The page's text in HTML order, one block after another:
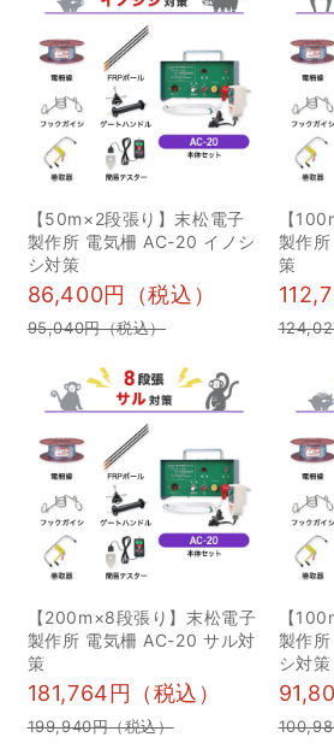
意点 4フル装備で身の安
全を確保！狩猟に出かけ
る際はアイテムの見直し
をしよう 狩猟の装備に必
要なアイテムとポイント
を解説 狩猟を行う場合
に、必要なアイテムをそ
れぞれ詳しく紹介しま
す。必需品から持ってい
ると便利なアイテムまで
紹介していますので、狩
猟を行う方は以下のポイ
ントを参考にしましょ
う。 服装 まずは狩猟を行
う際の、服装について解
説します。険しい山に入
る場合を想定し、身体の
負荷が少ない服装でハン
ティングに臨みましょ
う。 全体的な服装 季節に
もよりますが、狩猟の際
はよく体を動かすため、
汗もたくさんかきます。
様
だき
し
じた
の
【50m×2段張り】末松電子
製作所 電気柵 AC-20 イノシ
シ対策
86,400円（税込）
95,040円（税込）
【
製作
策
【200m×8段張り】末松電子
製作所 電気柵 AC-20 サル対
策
181,764円（税込）
199,940円（税込）
【
製作
シ対策